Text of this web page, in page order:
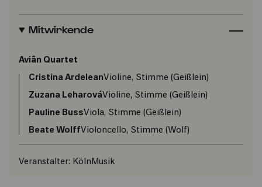
Mitwirkende
Aviân Quartet
Cristina ArdeleanVioline, Stimme (Geißlein)
Zuzana LeharováVioline, Stimme (Geißlein)
Pauline BussViola, Stimme (Geißlein)
Beate WolffVioloncello, Stimme (Wolf)
Veranstalter: KölnMusik